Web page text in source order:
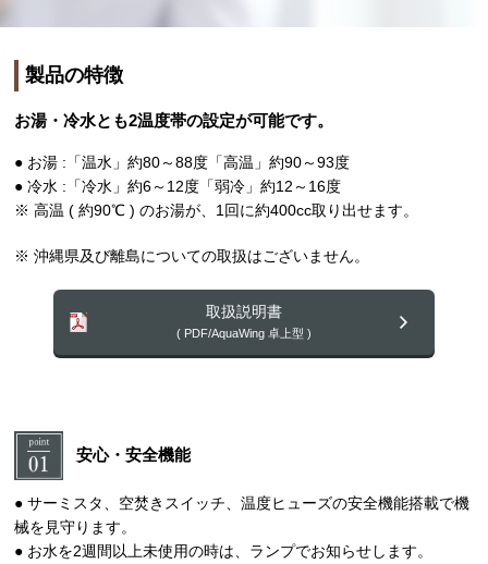
製品の特徴
お湯・冷水とも2温度帯の設定が可能です。
● お湯 :「温水」約80～88度「高温」約90～93度
● 冷水 :「冷水」約6～12度「弱冷」約12～16度
※ 高温 ( 約90℃ ) のお湯が、1回に約400cc取り出せます。
※ 沖縄県及び離島についての取扱はございません。
取扱説明書
( PDF/AquaWing 卓上型 )
安心・安全機能
● サーミスタ、空焚きスイッチ、温度ヒューズの安全機能搭載で機
械を見守ります。
● お水を2週間以上未使用の時は、ランプでお知らせします。